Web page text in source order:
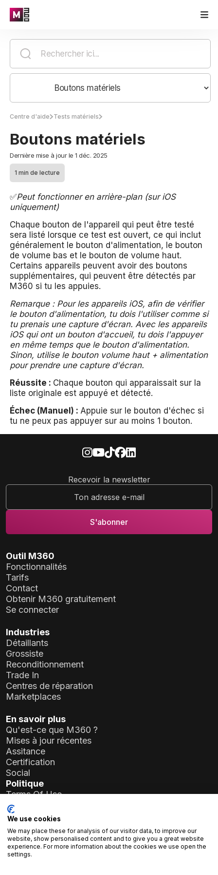
Centre d'aide Tests matériels
Boutons matériels
Dernière mise à jour le 1 déc. 2025
1 min de lecture
✅Peut fonctionner en arrière-plan (sur iOS
uniquement)
Chaque bouton de l'appareil qui peut être testé
sera listé lorsque ce test est ouvert, ce qui inclut
généralement le bouton d'alimentation, le bouton
de volume bas et le bouton de volume haut.
Certains appareils peuvent avoir des boutons
supplémentaires, qui peuvent être détectés par
M360 si tu les appuies.
Remarque : Pour les appareils iOS, afin de vérifier
le bouton d'alimentation, tu dois l'utiliser comme si
tu prenais une capture d'écran. Avec les appareils
iOS qui ont un bouton d'accueil, tu dois l'appuyer
en même temps que le bouton d'alimentation.
Sinon, utilise le bouton volume haut + alimentation
pour prendre une capture d'écran.
Réussite : Chaque bouton qui apparaissait sur la
liste originale est appuyé et détecté.
Échec (Manuel) : Appuie sur le bouton d'échec si
tu ne peux pas appuyer sur au moins 1 bouton.
Recevoir la newsletter
Outil M360
Fonctionnalités
Tarifs
Contact
Obtenir M360 gratuitement
Se connecter
Industries
Détaillants
Grossiste
Reconditionnement
Trade In
Centres de réparation
Marketplaces
En savoir plus
Qu'est-ce que M360 ?
Mises à jour récentes
Assitance
Certification
Social
Politique
Terms Of Use
Privacy Policy
General Data Protection Regulation (GDPR)
Informations sur l'entreprise
Atlas Soft Ltd.
19-35 rue Prielle Kornélia
We use cookies
We may place these for analysis of our visitor data, to improve our
website, show personalised content and to give you a great website
experience. For more information about the cookies we use open the
settings.